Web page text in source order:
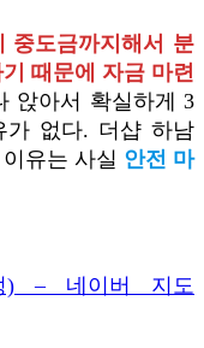
중도금까지해서 분
때문에 자금 마련
앉아서 확실하게 3
가 없다. 더샵 하남
유는 사실 안전 마
정) – 네이버 지도